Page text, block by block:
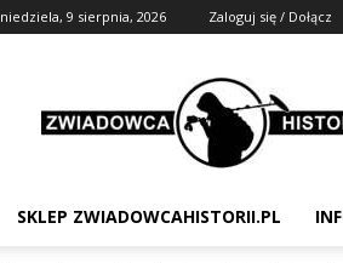
niedziela, 9 sierpnia, 2026 Zaloguj się / Dołącz
Zwiadowca
Historii
SKLEP ZWIADOWCAHISTORII.PL